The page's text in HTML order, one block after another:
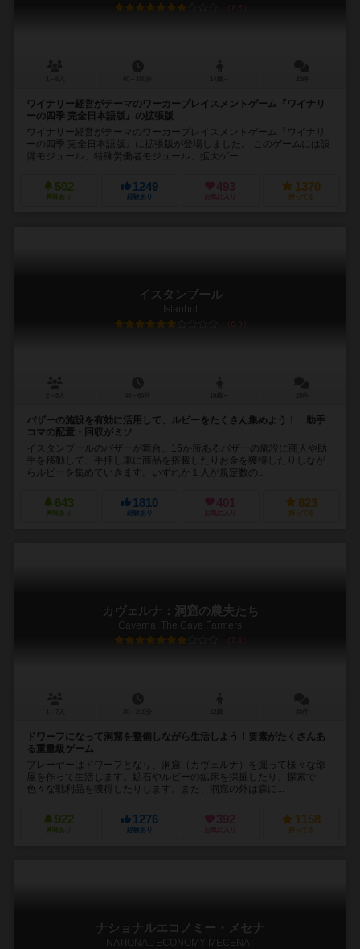
7.5
ワイナリー経営がテーマのワーカープレイスメントゲーム『ワイナリ
ーの四季 完全日本語版』の拡張版
ワイナリー経営がテーマのワーカープレイスメントゲーム『ワイナリ
ーの四季 完全日本語版』に拡張版が登場しました。 このゲームには設
備モジュール、特殊労働者モジュール、拡大ゲー...
502
興味あり
1249
経験あり
493
お気に入り
1370
持ってる
イスタンブール
Istanbul
6.9
バザーの施設を有効に活用して、ルビーをたくさん集めよう！ 助手
コマの配置・回収がミソ
イスタンブールのバザーが舞台。16か所あるバザーの施設に商人や助
手を移動して、手押し車に商品を搭載したりお金を獲得したりしなが
らルビーを集めていきます。いずれか１人が規定数の...
643
興味あり
1810
経験あり
401
お気に入り
823
持ってる
カヴェルナ：洞窟の農夫たち
Caverna: The Cave Farmers
7.1
ドワーフになって洞窟を整備しながら生活しよう！要素がたくさんあ
る重量級ゲーム
プレーヤーはドワーフとなり、洞窟（カヴェルナ）を掘って様々な部
屋を作って生活します。鉱石やルビーの鉱床を採掘したり、探索で
色々な戦利品を獲得したりします。また、洞窟の外は森に...
922
興味あり
1276
経験あり
392
お気に入り
1158
持ってる
ナショナルエコノミー・メセナ
NATIONAL ECONOMY MECENAT